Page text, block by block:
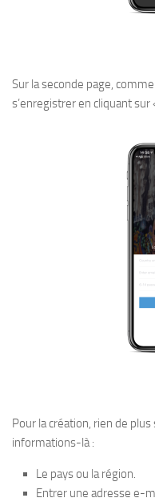
Sur la seconde page,
s’enregistrer en cliquant sur
Pour la création, rien de
informations-là :
Le pays ou la région.
Entrer une adresse e-